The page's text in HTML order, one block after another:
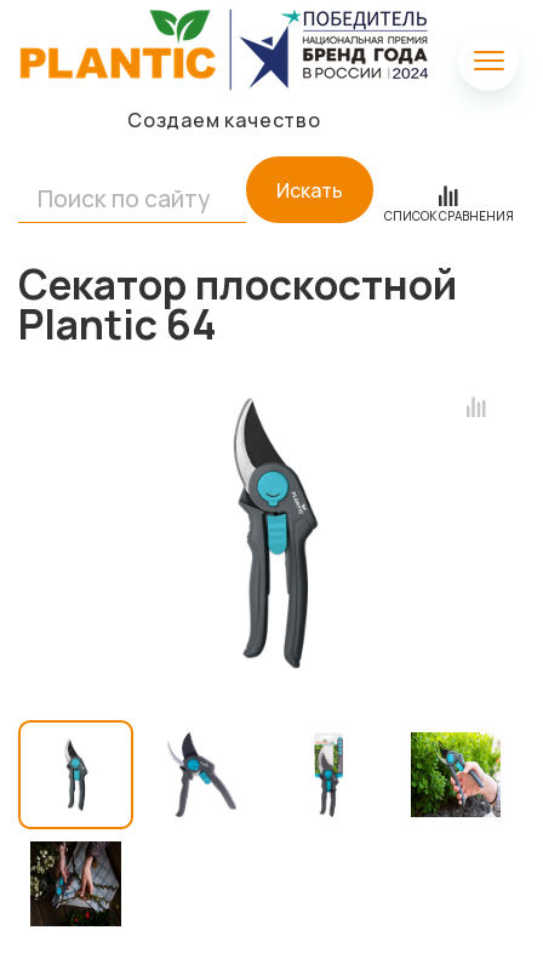
Создаем качество
Искать
СПИСОК СРАВНЕНИЯ
Секатор плоскостной
Plantic 64